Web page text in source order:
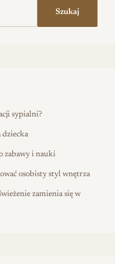
Szukaj
sypialni?
zabawy i nauki
osobisty styl wnętrza
zamienia się w